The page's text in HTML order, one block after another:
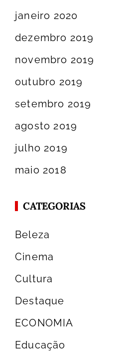
janeiro 2020
dezembro 2019
novembro 2019
outubro 2019
setembro 2019
agosto 2019
julho 2019
maio 2018
CATEGORIAS
Beleza
Cinema
Cultura
Destaque
ECONOMIA
Educação